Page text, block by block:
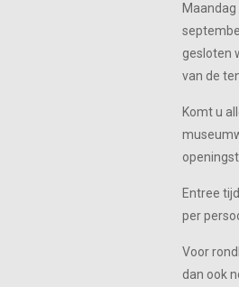
gesloten
van de
Komt u
Entree
per
Voor
dan ook